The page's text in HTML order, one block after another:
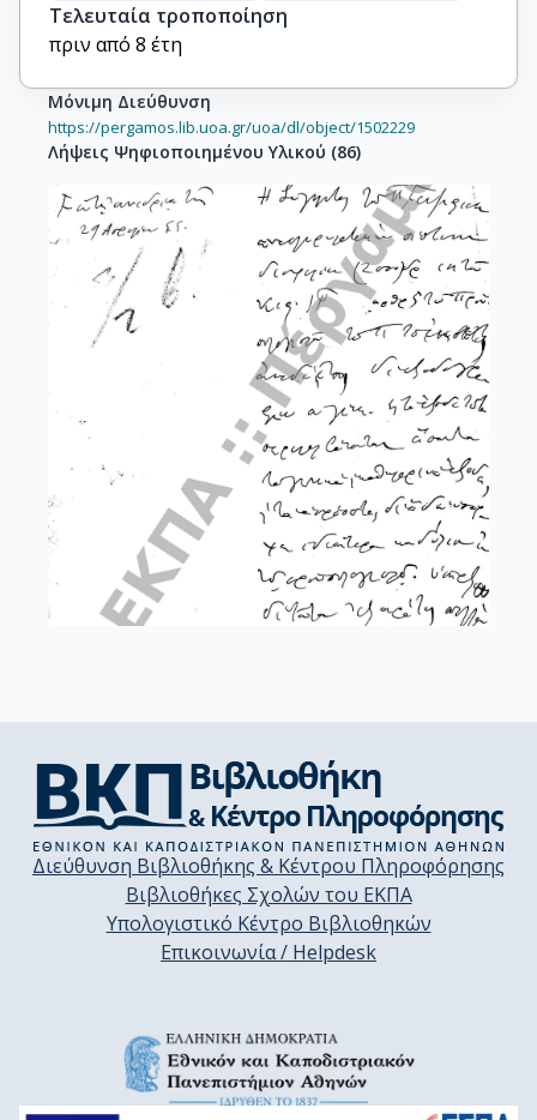
Τελευταία τροποποίηση
πριν από 8 έτη
Μόνιμη Διεύθυνση
https://pergamos.lib.uoa.gr/uoa/dl/object/1502229
Λήψεις Ψηφιοποιημένου Υλικού (86)
Διεύθυνση Βιβλιοθήκης & Κέντρου Πληροφόρησης
Βιβλιοθήκες Σχολών του ΕΚΠΑ
Υπολογιστικό Κέντρο Βιβλιοθηκών
Επικοινωνία / Helpdesk